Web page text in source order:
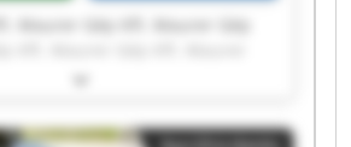
Gép Kft. Maurer Gép Kft.
Kft. Maurer Gép Kft. Maurer